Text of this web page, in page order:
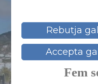
Rebutja
Accepta
Fem